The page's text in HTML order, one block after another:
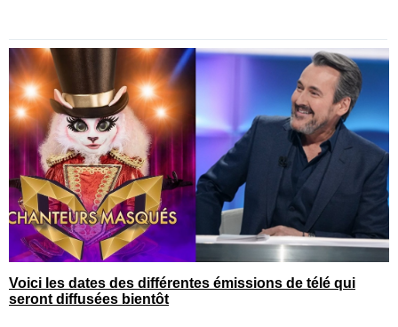
Voici les dates des différentes émissions de télé qui
seront diffusées bientôt